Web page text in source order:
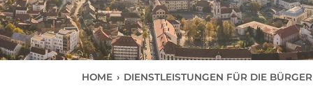
HOME › DIENSTLEISTUNGEN FÜR DIE BÜRGER